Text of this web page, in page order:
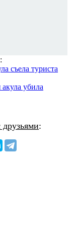
съела туриста
убила
: